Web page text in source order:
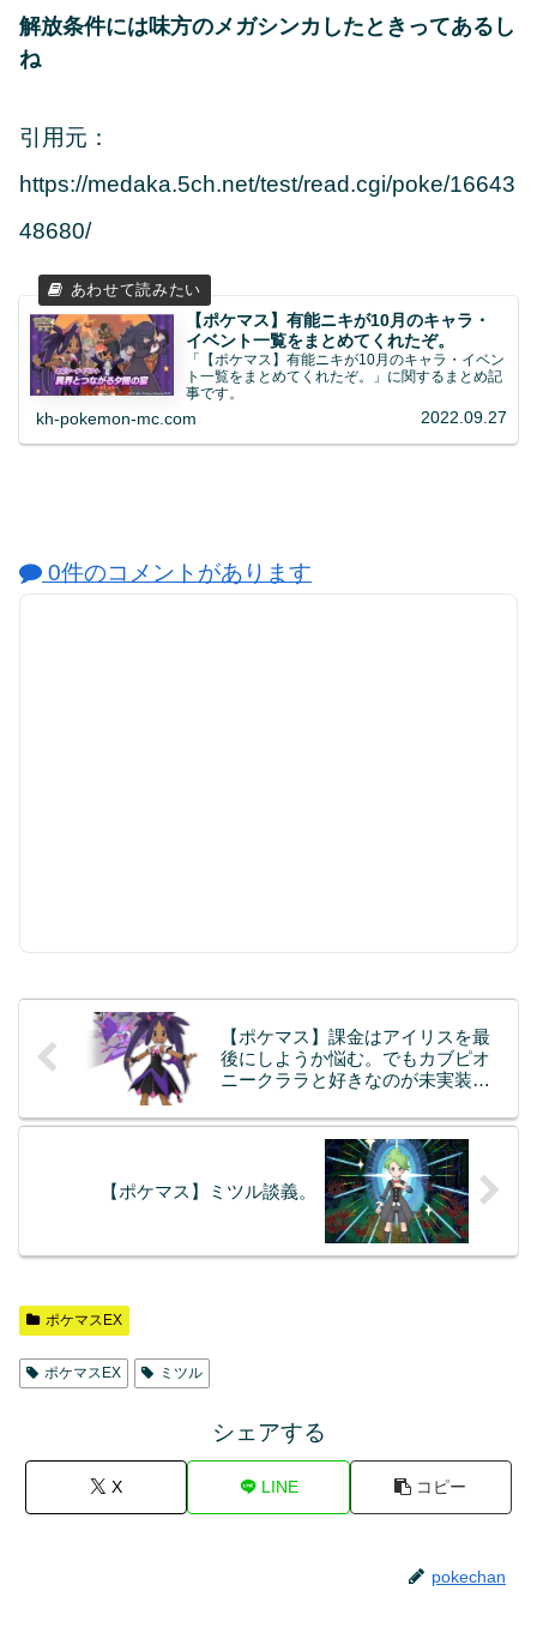
解放条件には味方のメガシンカしたときってあるし
ね
引用元：
https://medaka.5ch.net/test/read.cgi/poke/16643
48680/
【ポケマス】有能ニキが10月のキャラ・
イベント一覧をまとめてくれたぞ。
「【ポケマス】有能ニキが10月のキャラ・イベン
ト一覧をまとめてくれたぞ。」に関するまとめ記
事です。
kh-pokemon-mc.com 2022.09.27
0件のコメントがあります
【ポケマス】課金はアイリスを最
後にしようか悩む。でもカブピオ
ニークララと好きなのが未実装な
【ポケマス】ミツル談義。
ポケマスEX
ポケマスEX ミツル
シェアする
X LINE コピー
pokechan